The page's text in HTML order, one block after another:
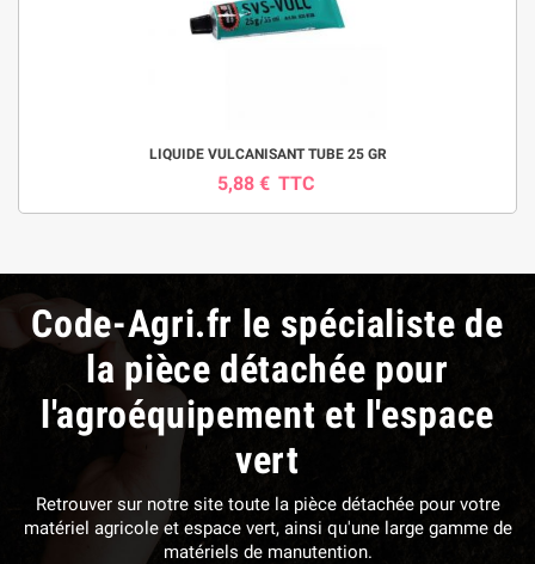
LIQUIDE VULCANISANT TUBE 25 GR
5,88 € TTC
Code-Agri.fr le spécialiste de
la pièce détachée pour
l'agroéquipement et l'espace
vert
Retrouver sur notre site toute la pièce détachée pour votre
matériel agricole et espace vert, ainsi qu'une large gamme de
matériels de manutention.